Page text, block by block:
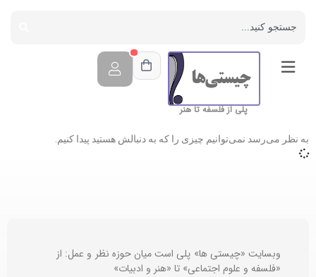
پلی از فلسفه تا هنر
به نظر می‌رسد نمی‌توانیم چیزی را که به دنبالش هستید پیدا کنیم.
وبسایت «چیستی ها» پلی است میان حوزه نظر و عمل: از
«فلسفه و علوم اجتماعی» تا «هنر و ادبیات»